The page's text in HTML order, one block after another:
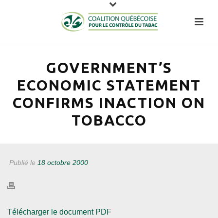
GOVERNMENT’S
ECONOMIC STATEMENT
CONFIRMS INACTION ON
TOBACCO
Publié le 18 octobre 2000
Télécharger le document PDF